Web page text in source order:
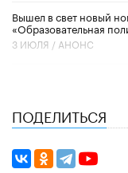
Вышел в свет новый
«Образовательная
3 ИЮЛЯ / АНОНС
ПОДЕЛИТЬСЯ